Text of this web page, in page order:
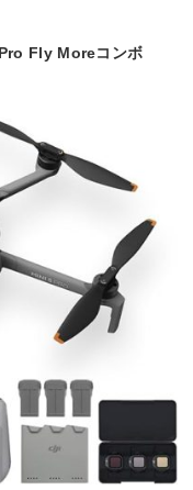
◯
ー
Fly Moreコンボ